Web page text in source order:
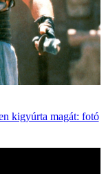
kigyúrta magát: fotó